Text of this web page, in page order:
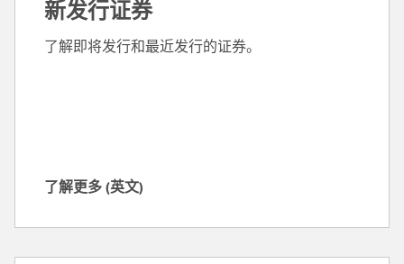
报
告
新发行证券
了解即将发行和最近发行的证券。
了
了解更多 (英文)